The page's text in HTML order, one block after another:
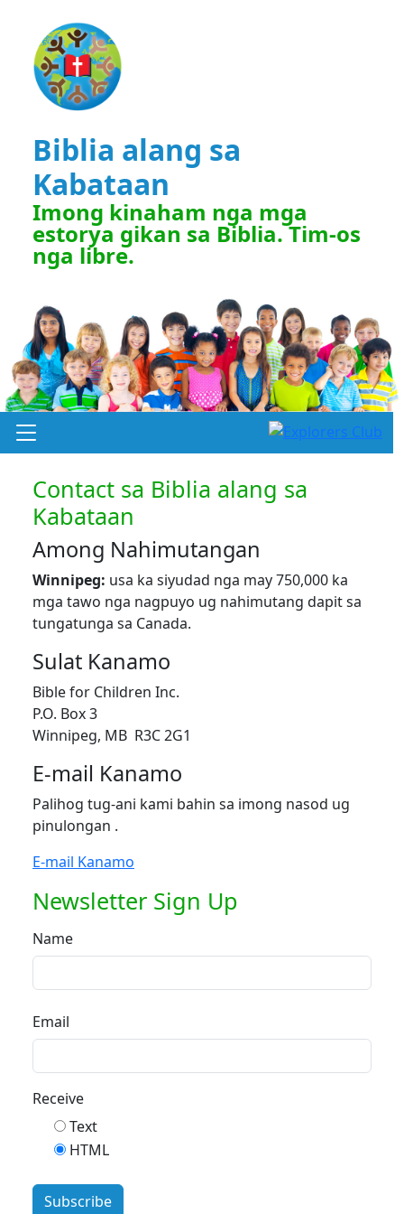
Biblia alang sa
Kabataan
Imong kinaham nga mga
estorya gikan sa Biblia. Tim-os
nga libre.
Contact sa Biblia alang sa
Kabataan
Among Nahimutangan
Winnipeg: usa ka siyudad nga may 750,000 ka
mga tawo nga nagpuyo ug nahimutang dapit sa
tungatunga sa Canada.
Sulat Kanamo
Bible for Children Inc.
P.O. Box 3
Winnipeg, MB R3C 2G1
E-mail Kanamo
Palihog tug-ani kami bahin sa imong nasod ug
pinulongan .
E-mail Kanamo
Newsletter Sign Up
Name
Email
Receive
Text
HTML